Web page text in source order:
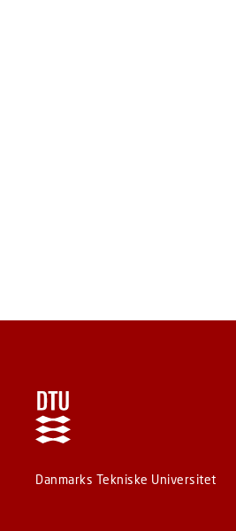
Danmarks Tekniske Universitet